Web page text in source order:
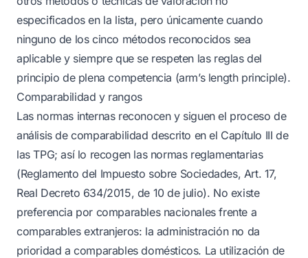
especificados en la lista, pero únicamente cuando
ninguno de los cinco métodos reconocidos sea
aplicable y siempre que se respeten las reglas del
principio de plena competencia (arm’s length principle).
Comparabilidad y rangos
Las normas internas reconocen y siguen el proceso de
análisis de comparabilidad descrito en el Capítulo III de
las TPG; así lo recogen las normas reglamentarias
(Reglamento del Impuesto sobre Sociedades, Art. 17,
Real Decreto 634/2015, de 10 de julio). No existe
preferencia por comparables nacionales frente a
comparables extranjeros: la administración no da
prioridad a comparables domésticos. La utilización de